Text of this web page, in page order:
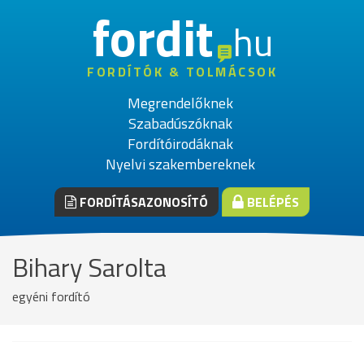
fordithu
FORDÍTÓK & TOLMÁCSOK
Megrendelőknek
Szabadúszóknak
Fordítóirodáknak
Nyelvi szakembereknek
FORDÍTÁSAZONOSÍTÓ BELÉPÉS
Bihary Sarolta
egyéni fordító